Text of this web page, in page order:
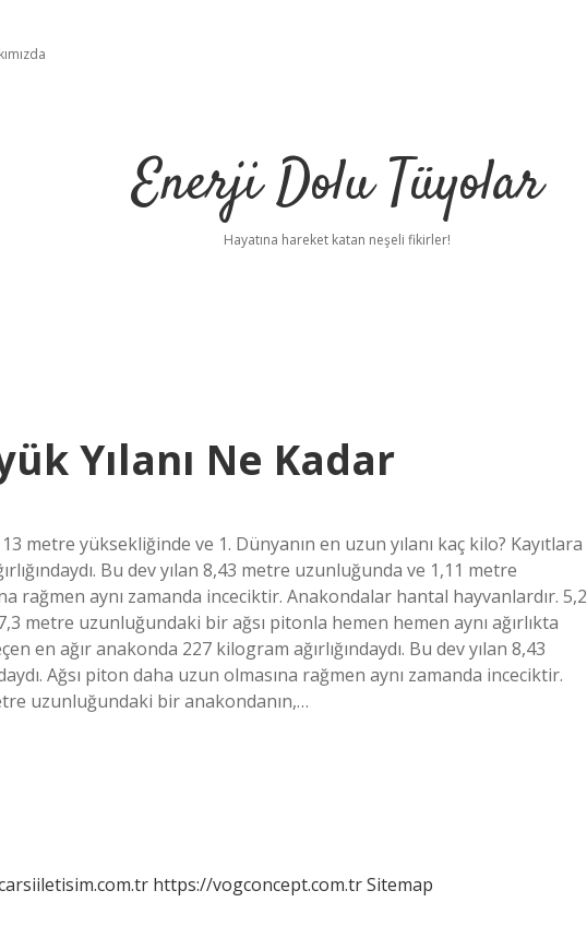
Enerji Dolu Tüyolar
Hayatına hareket katan neşeli fikirler!
Yılanı Ne Kadar
metre yüksekliğinde ve 1. Dünyanın en uzun yılanı kaç kilo? Kayıtlara
Bu dev yılan 8,43 metre uzunluğunda ve 1,11 metre
rağmen aynı zamanda inceciktir. Anakondalar hantal hayvanlardır. 5,2
metre uzunluğundaki bir ağsı pitonla hemen hemen aynı ağırlıkta
en ağır anakonda 227 kilogram ağırlığındaydı. Bu dev yılan 8,43
Ağsı piton daha uzun olmasına rağmen aynı zamanda inceciktir.
uzunluğundaki bir anakondanın,…
https://vogconcept.com.trSitemap